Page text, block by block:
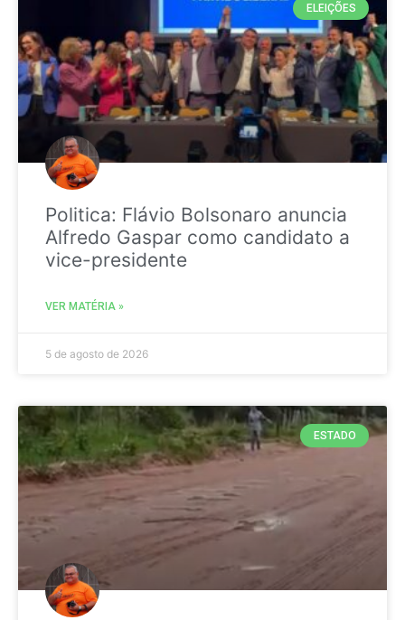
ELEIÇÕES
Politica: Flávio Bolsonaro anuncia
Alfredo Gaspar como candidato a
vice-presidente
VER MATÉRIA »
5 de agosto de 2026
ESTADO